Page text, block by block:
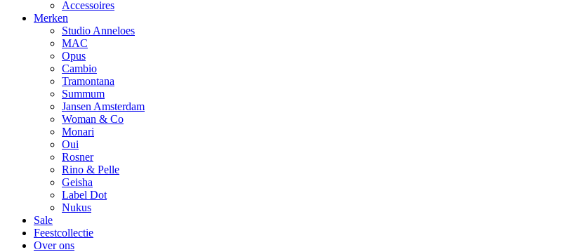
Accessoires
Merken
Studio Anneloes
MAC
Opus
Cambio
Tramontana
Summum
Jansen Amsterdam
Woman & Co
Monari
Oui
Rosner
Rino & Pelle
Geisha
Label Dot
Nukus
Sale
Feestcollectie
Over ons